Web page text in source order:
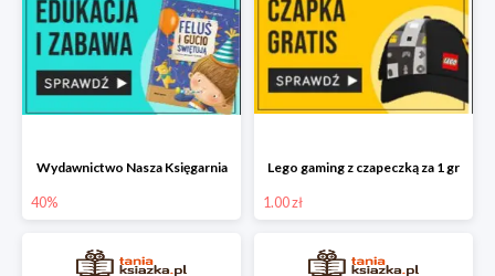
Wydawnictwo Nasza Księgarnia
40%
Lego gaming z czapeczką za 1 gr
1.00 zł